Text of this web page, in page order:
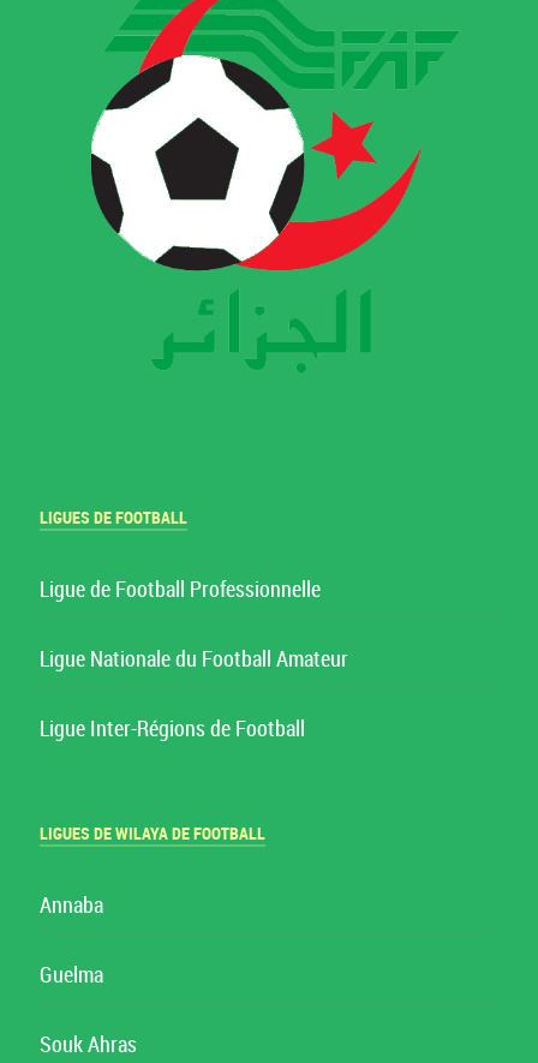
LIGUES DE FOOTBALL
Ligue de Football Professionnelle
Ligue Nationale du Football Amateur
Ligue Inter-Régions de Football
LIGUES DE WILAYA DE FOOTBALL
Annaba
Guelma
Souk Ahras